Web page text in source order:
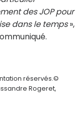
des JOP pour
dans le temps»,
réservés.©
Rogeret,